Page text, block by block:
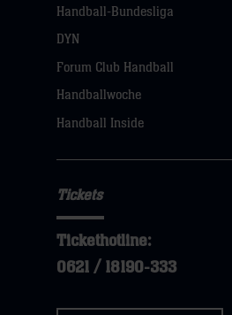
Navigation
öffnen,
dann
klicken
Handball-Bundesliga
DYN
Forum Club Handball
Handballwoche
Handball Inside
Tickets
Tickethotline:
0621 / 18190-333